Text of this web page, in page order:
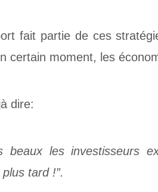
fait partie de ces
certain moment, les
dire:
beaux les investisseurs
tard !”.